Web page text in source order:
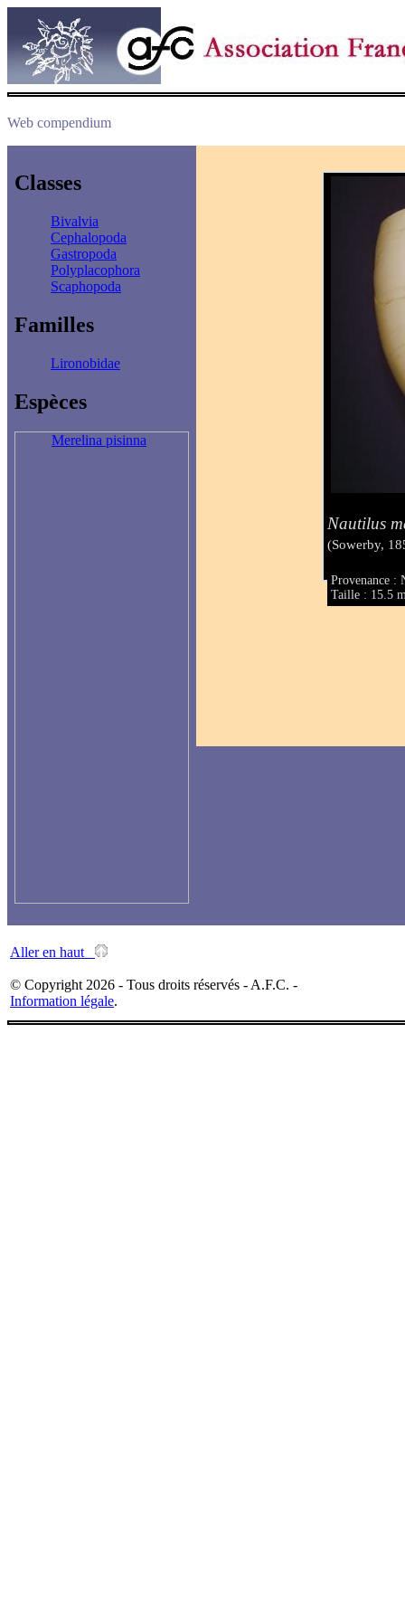
Web compendium
Classes
Bivalvia
Cephalopoda
Gastropoda
Polyplacophora
Scaphopoda
Familles
Lironobidae
Espèces
Merelina pisinna
Nautilus
(Sowerby,
Provenance :
Taille : 15.5
Aller en haut
© Copyright 2026 - Tous droits réservés - A.F.C. -
Information légale.